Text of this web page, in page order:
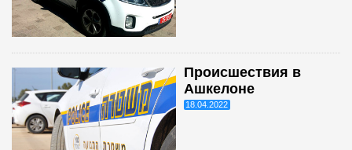
Происшествия в
Ашкелоне
18.04.2022